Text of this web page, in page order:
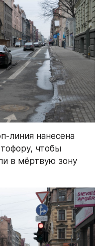
линия нанесена
чтобы
в мёртвую зону